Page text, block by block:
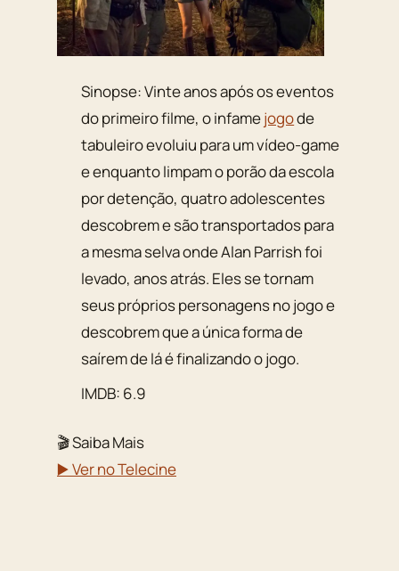
Sinopse: Vinte anos após os eventos
do primeiro filme, o infamejogode
tabuleiro evoluiu para um vídeo-game
e enquanto limpam o porão da escola
por detenção, quatro adolescentes
descobrem e são transportados para
a mesma selva onde Alan Parrish foi
levado, anos atrás. Eles se tornam
seus próprios personagens no jogo e
descobrem que a única forma de
saírem de lá é finalizando o jogo.
IMDB: 6.9
🎬 Saiba Mais
▶️ Ver no Telecine